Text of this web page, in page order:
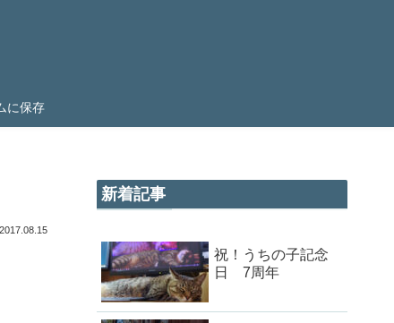
に保存
2017.08.15
新着記事
祝！うちの子記念
日 7周年